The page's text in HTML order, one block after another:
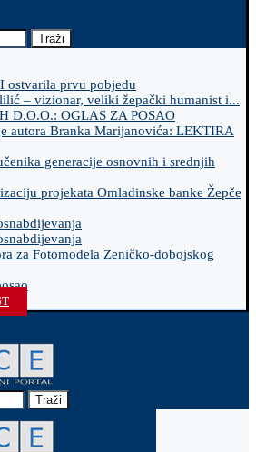
Traži
ostvarila prvu pobjedu
– vizionar, veliki žepački humanist i...
D.O.O.: OGLAS ZA POSAO
autora Branka Marijanovića: LEKTIRA
generacije osnovnih i srednjih
projekata Omladinske banke Žepče
za Fotomodela Zeničko-dobojskog
Traži